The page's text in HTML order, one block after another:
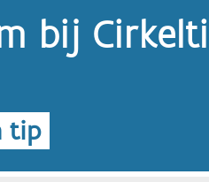
bij
tip